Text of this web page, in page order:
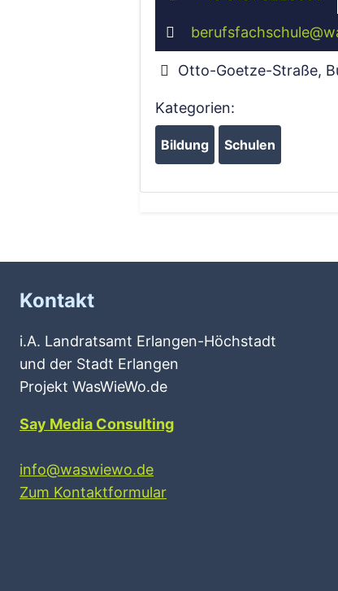
berufsfachschule@
Otto-Goetze-Straße,
Kategorien:
Bildung Schulen
Kontakt
i.A. Landratsamt Erlangen-Höchstadt
und der Stadt Erlangen
Projekt WasWieWo.de
Say Media Consulting
info@waswiewo.de
Zum Kontaktformular